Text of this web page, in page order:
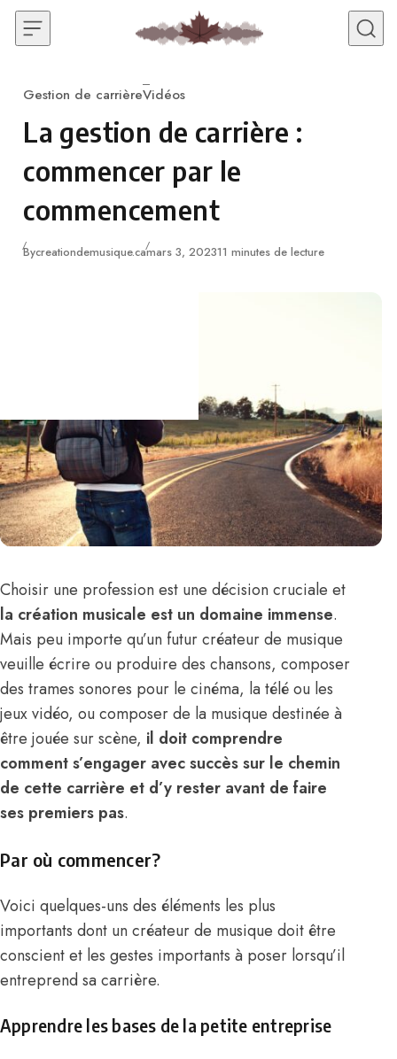
Skip to content
Catégorie
Gestion de carrièreVidéos
La gestion de carrière :
commencer par le
commencement
Bycreationdemusique.caPublished
mars 3, 202311 minutes de lecture
Choisir une profession est une décision cruciale et
la création musicale est un domaine immense.
Mais peu importe qu’un futurcréateur de musique
veuille écrire ou produire des chansons, composer
des trames sonores pour le cinéma, la télé ou les
jeux vidéo, ou composer de la musique destinée à
être jouée sur scène, il doit comprendre
comment s’engager avec succès sur le chemin
de cette carrière et d’y rester avant de faire
ses premiers pas.
Par où commencer?
Voici quelques-uns des éléments les plus
importants dont un créateur de musique doit être
conscient et les gestes importants à poser lorsqu’il
entreprend sa carrière.
Apprendre les bases de la petite entreprise